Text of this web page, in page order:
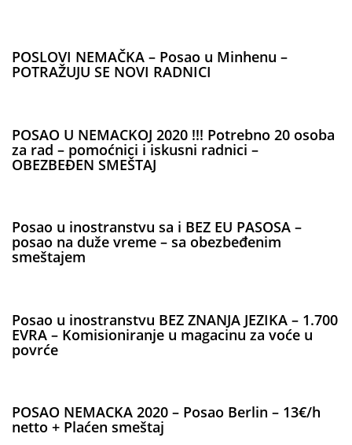
POSLOVI NEMAČKA – Posao u Minhenu –
POTRAŽUJU SE NOVI RADNICI
POSAO U NEMACKOJ 2020 !!! Potrebno 20 osoba
za rad – pomoćnici i iskusni radnici –
OBEZBEĐEN SMEŠTAJ
Posao u inostranstvu sa i BEZ EU PASOSA –
posao na duže vreme – sa obezbeđenim
smeštajem
Posao u inostranstvu BEZ ZNANJA JEZIKA – 1.700
EVRA – Komisioniranje u magacinu za voće u
povrće
POSAO NEMACKA 2020 – Posao Berlin – 13€/h
netto + Plaćen smeštaj